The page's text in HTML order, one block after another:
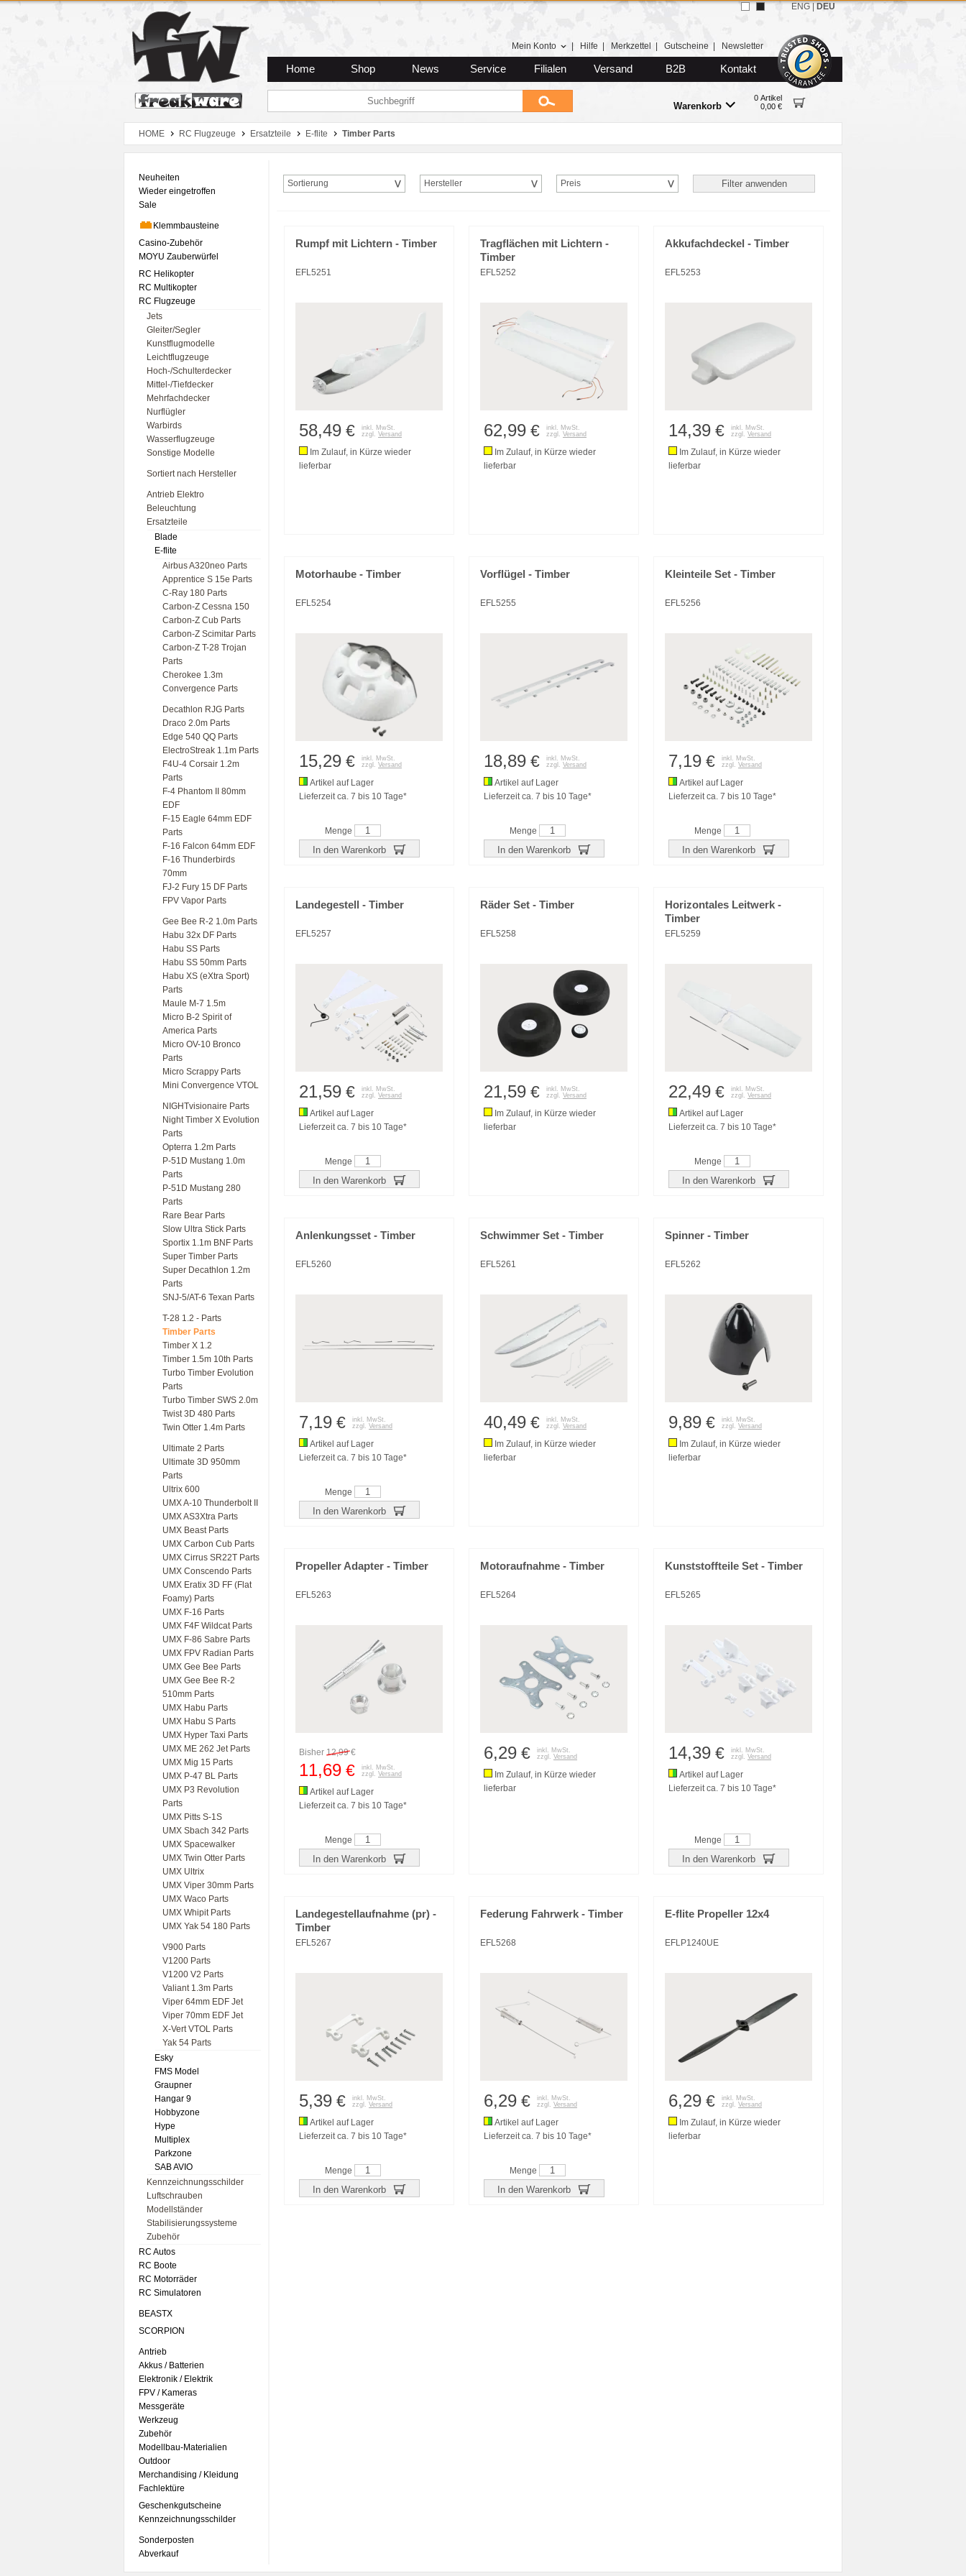
Zum Hauptmenue
Zum Seiteninhalt
Zum Warenkob
Mein Konto Hilfe Merkzettel Gutscheine Newsletter
Home Shop News Service Filialen Versand B2B Kontakt
Warenkorb
0 Artikel
0,00 €
ENG DEU
HOME RC Flugzeuge Ersatzteile E-flite Timber Parts
Neuheiten
Wieder eingetroffen
Sale
Klemmbausteine
Casino-Zubehör
MOYU Zauberwürfel
RC Helikopter
RC Multikopter
RC Flugzeuge
Jets
Gleiter/Segler
Kunstflugmodelle
Leichtflugzeuge
Hoch-/Schulterdecker
Mittel-/Tiefdecker
Mehrfachdecker
Nurflügler
Warbirds
Wasserflugzeuge
Sonstige Modelle
Sortiert nach Hersteller
Antrieb Elektro
Beleuchtung
Ersatzteile
Blade
E-flite
Airbus A320neo Parts
Apprentice S 15e Parts
C-Ray 180 Parts
Carbon-Z Cessna 150
Carbon-Z Cub Parts
Carbon-Z Scimitar Parts
Carbon-Z T-28 Trojan
Parts
Cherokee 1.3m
Convergence Parts
Decathlon RJG Parts
Draco 2.0m Parts
Edge 540 QQ Parts
ElectroStreak 1.1m Parts
F4U-4 Corsair 1.2m
Parts
F-4 Phantom II 80mm
EDF
F-15 Eagle 64mm EDF
Parts
F-16 Falcon 64mm EDF
F-16 Thunderbirds
70mm
FJ-2 Fury 15 DF Parts
FPV Vapor Parts
Gee Bee R-2 1.0m Parts
Habu 32x DF Parts
Habu SS Parts
Habu SS 50mm Parts
Habu XS (eXtra Sport)
Parts
Maule M-7 1.5m
Micro B-2 Spirit of
America Parts
Micro OV-10 Bronco
Parts
Micro Scrappy Parts
Mini Convergence VTOL
NIGHTvisionaire Parts
Night Timber X Evolution
Parts
Opterra 1.2m Parts
P-51D Mustang 1.0m
Parts
P-51D Mustang 280
Parts
Rare Bear Parts
Slow Ultra Stick Parts
Sportix 1.1m BNF Parts
Super Timber Parts
Super Decathlon 1.2m
Parts
SNJ-5/AT-6 Texan Parts
T-28 1.2 - Parts
Timber Parts
Timber X 1.2
Timber 1.5m 10th Parts
Turbo Timber Evolution
Parts
Turbo Timber SWS 2.0m
Twist 3D 480 Parts
Twin Otter 1.4m Parts
Ultimate 2 Parts
Ultimate 3D 950mm
Parts
Ultrix 600
UMX A-10 Thunderbolt II
UMX AS3Xtra Parts
UMX Beast Parts
UMX Carbon Cub Parts
UMX Cirrus SR22T Parts
UMX Conscendo Parts
UMX Eratix 3D FF (Flat
Foamy) Parts
UMX F-16 Parts
UMX F4F Wildcat Parts
UMX F-86 Sabre Parts
UMX FPV Radian Parts
UMX Gee Bee Parts
UMX Gee Bee R-2
510mm Parts
UMX Habu Parts
UMX Habu S Parts
UMX Hyper Taxi Parts
UMX ME 262 Jet Parts
UMX Mig 15 Parts
UMX P-47 BL Parts
UMX P3 Revolution
Parts
UMX Pitts S-1S
UMX Sbach 342 Parts
UMX Spacewalker
UMX Twin Otter Parts
UMX Ultrix
UMX Viper 30mm Parts
UMX Waco Parts
UMX Whipit Parts
UMX Yak 54 180 Parts
V900 Parts
V1200 Parts
V1200 V2 Parts
Valiant 1.3m Parts
Viper 64mm EDF Jet
Viper 70mm EDF Jet
X-Vert VTOL Parts
Yak 54 Parts
Esky
FMS Model
Graupner
Hangar 9
Hobbyzone
Hype
Multiplex
Parkzone
SAB AVIO
Kennzeichnungsschilder
Luftschrauben
Modellständer
Stabilisierungssysteme
Zubehör
RC Autos
RC Boote
RC Motorräder
RC Simulatoren
BEASTX
SCORPION
Antrieb
Akkus / Batterien
Elektronik / Elektrik
FPV / Kameras
Messgeräte
Werkzeug
Zubehör
Modellbau-Materialien
Outdoor
Merchandising / Kleidung
Fachlektüre
Geschenkgutscheine
Kennzeichnungsschilder
Sonderposten
Abverkauf
Sortierung Hersteller Preis
Rumpf mit Lichtern - Timber
EFL5251
58,49 €
inkl. MwSt.
zzgl. Versand
Im Zulauf, in Kürze wieder
lieferbar
Tragflächen mit Lichtern -
Timber
EFL5252
62,99 €
inkl. MwSt.
zzgl. Versand
Im Zulauf, in Kürze wieder
lieferbar
Akkufachdeckel - Timber
EFL5253
14,39 €
inkl. MwSt.
zzgl. Versand
Im Zulauf, in Kürze wieder
lieferbar
Motorhaube - Timber
EFL5254
15,29 €
inkl. MwSt.
zzgl. Versand
Artikel auf Lager
Lieferzeit ca. 7 bis 10 Tage*
Menge
In den Warenkorb
Vorflügel - Timber
EFL5255
18,89 €
inkl. MwSt.
zzgl. Versand
Artikel auf Lager
Lieferzeit ca. 7 bis 10 Tage*
Menge
In den Warenkorb
Kleinteile Set - Timber
EFL5256
7,19 €
inkl. MwSt.
zzgl. Versand
Artikel auf Lager
Lieferzeit ca. 7 bis 10 Tage*
Menge
In den Warenkorb
Landegestell - Timber
EFL5257
21,59 €
inkl. MwSt.
zzgl. Versand
Artikel auf Lager
Lieferzeit ca. 7 bis 10 Tage*
Menge
In den Warenkorb
Räder Set - Timber
EFL5258
21,59 €
inkl. MwSt.
zzgl. Versand
Im Zulauf, in Kürze wieder
lieferbar
Horizontales Leitwerk -
Timber
EFL5259
22,49 €
inkl. MwSt.
zzgl. Versand
Artikel auf Lager
Lieferzeit ca. 7 bis 10 Tage*
Menge
In den Warenkorb
Anlenkungsset - Timber
EFL5260
7,19 €
inkl. MwSt.
zzgl. Versand
Artikel auf Lager
Lieferzeit ca. 7 bis 10 Tage*
Menge
In den Warenkorb
Schwimmer Set - Timber
EFL5261
40,49 €
inkl. MwSt.
zzgl. Versand
Im Zulauf, in Kürze wieder
lieferbar
Spinner - Timber
EFL5262
9,89 €
inkl. MwSt.
zzgl. Versand
Im Zulauf, in Kürze wieder
lieferbar
Propeller Adapter - Timber
EFL5263
Bisher 12,99€
11,69 €
inkl. MwSt.
zzgl. Versand
Artikel auf Lager
Lieferzeit ca. 7 bis 10 Tage*
Menge
In den Warenkorb
Motoraufnahme - Timber
EFL5264
6,29 €
inkl. MwSt.
zzgl. Versand
Im Zulauf, in Kürze wieder
lieferbar
Kunststoffteile Set - Timber
EFL5265
14,39 €
inkl. MwSt.
zzgl. Versand
Artikel auf Lager
Lieferzeit ca. 7 bis 10 Tage*
Menge
In den Warenkorb
Landegestellaufnahme (pr) -
Timber
EFL5267
5,39 €
inkl. MwSt.
zzgl. Versand
Artikel auf Lager
Lieferzeit ca. 7 bis 10 Tage*
Menge
In den Warenkorb
Federung Fahrwerk - Timber
EFL5268
6,29 €
inkl. MwSt.
zzgl. Versand
Artikel auf Lager
Lieferzeit ca. 7 bis 10 Tage*
Menge
In den Warenkorb
E-flite Propeller 12x4
EFLP1240UE
6,29 €
inkl. MwSt.
zzgl. Versand
Im Zulauf, in Kürze wieder
lieferbar